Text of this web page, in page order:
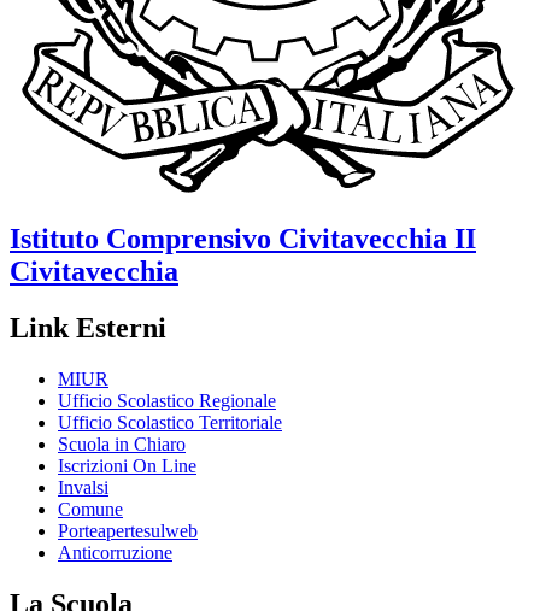
Istituto Comprensivo Civitavecchia II
Civitavecchia
Link Esterni
MIUR
Ufficio Scolastico Regionale
Ufficio Scolastico Territoriale
Scuola in Chiaro
Iscrizioni On Line
Invalsi
Comune
Porteapertesulweb
Anticorruzione
La Scuola